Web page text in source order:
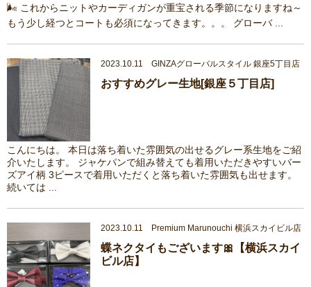
🌬 これからニットやカーディガンが重宝される季節になりますね～
もう少し経つとコートも必須になってきます。。。 グローバ ...
2023.10.11 GINZAグローバルスタイル 銀座5丁目店
おすすめグレー生地[銀座５丁目店]
こんにちは。 本日は落ち着いた雰囲気の出せるグレー系生地をご紹
介いたします。 ジャケパンで組み替えても着用いただきやすいバー
ズアイ柄 3ピースで着用いただくと落ち着いた雰囲気も出せます。
続いては ...
2023.10.11 Premium Marunouchi 横浜スカイビル店
蝶ネクタイもございます🎀【横浜スカイ
ビル店】